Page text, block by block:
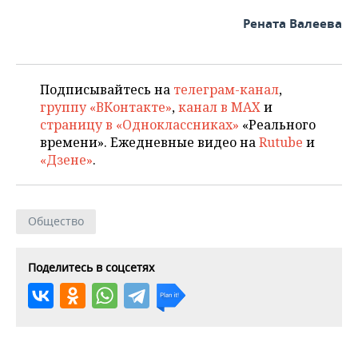
Рената Валеева
Подписывайтесь на телеграм-канал,
группу «ВКонтакте»,канал в MAXи
страницу в «Одноклассниках» «Реального
времени». Ежедневные видео наRutube и
«Дзене».
Общество
Поделитесь в соцсетях